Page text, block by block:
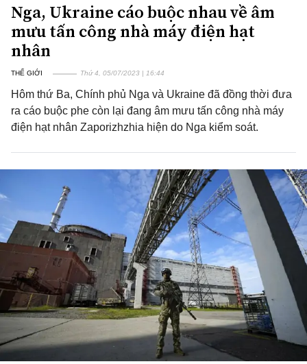
Nga, Ukraine cáo buộc nhau về âm
mưu tấn công nhà máy điện hạt
nhân
THẾ GIỚI Thứ 4, 05/07/2023 | 16:44
Hôm thứ Ba, Chính phủ Nga và Ukraine đã đồng thời đưa
ra cáo buộc phe còn lại đang âm mưu tấn công nhà máy
điện hạt nhân Zaporizhzhia hiện do Nga kiểm soát.